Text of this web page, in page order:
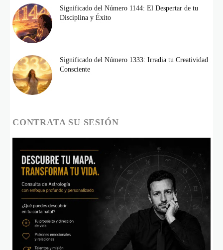
Significado del Número 1144: El Despertar de tu
Disciplina y Éxito
Significado del Número 1333: Irradia tu Creatividad
Consciente
CONTRATA SU SESIÓN